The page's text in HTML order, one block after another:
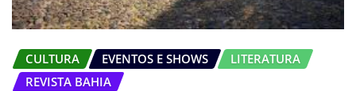
CULTURA EVENTOS E SHOWS
LITERATURA
REVISTA BAHIA